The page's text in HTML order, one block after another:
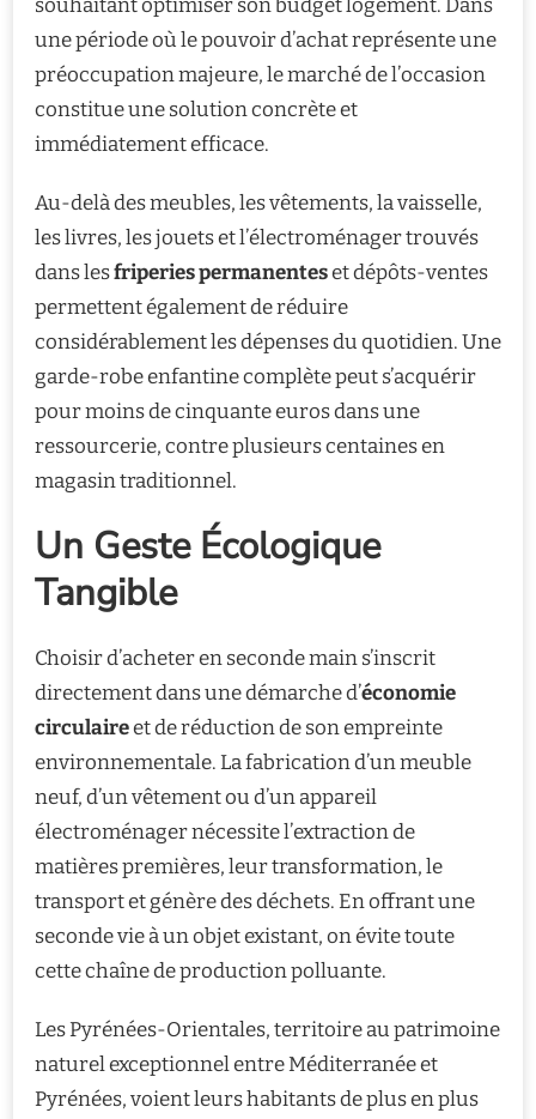
souhaitant optimiser son budget logement. Dans
une période où le pouvoir d’achat représente une
préoccupation majeure, le marché de l’occasion
constitue une solution concrète et
immédiatement efficace.
Au-delà des meubles, les vêtements, la vaisselle,
les livres, les jouets et l’électroménager trouvés
dans lesfriperies permanenteset dépôts-ventes
permettent également de réduire
considérablement les dépenses du quotidien. Une
garde-robe enfantine complète peut s’acquérir
pour moins de cinquante euros dans une
ressourcerie, contre plusieurs centaines en
magasin traditionnel.
Un Geste Écologique
Tangible
Choisir d’acheter en seconde main s’inscrit
directement dans une démarche d’économie
circulaireet de réduction de son empreinte
environnementale. La fabrication d’un meuble
neuf, d’un vêtement ou d’un appareil
électroménager nécessite l’extraction de
matières premières, leur transformation, le
transport et génère des déchets. En offrant une
seconde vie à un objet existant, on évite toute
cette chaîne de production polluante.
Les Pyrénées-Orientales, territoire au patrimoine
naturel exceptionnel entre Méditerranée et
Pyrénées, voient leurs habitants de plus en plus